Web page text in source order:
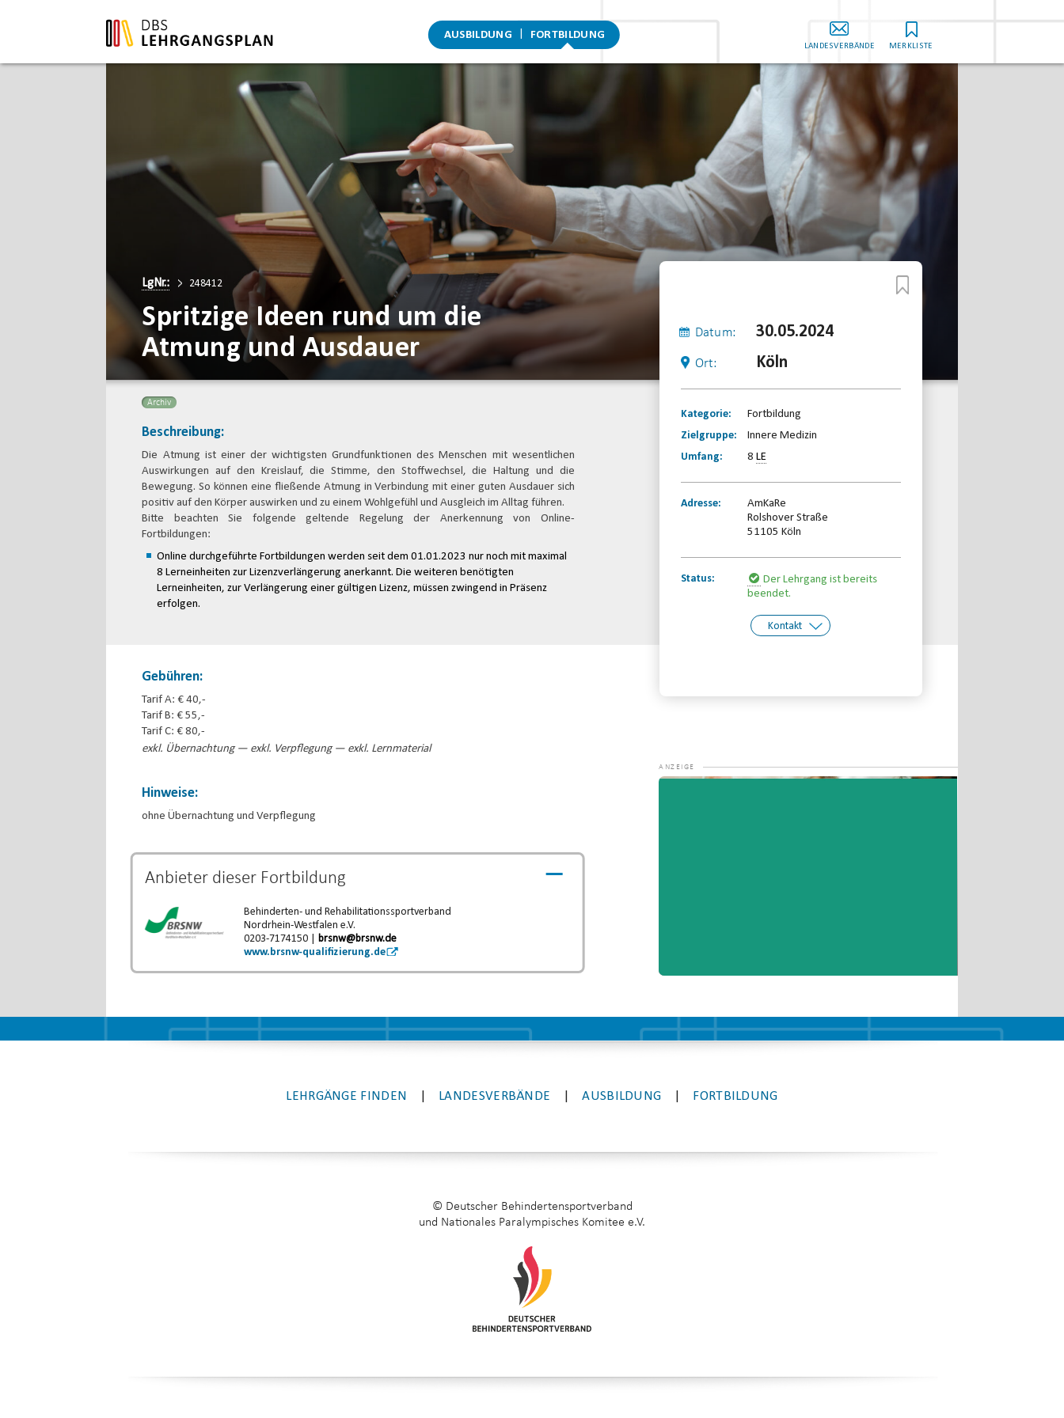
AUSBILDUNG FORTBILDUNG
LANDESVERBÄNDE MERKLISTE
LgNr.: 248412
Spritzige Ideen rund um die
Atmung und Ausdauer
Datum: 30.05.2024
Ort: Köln
Kategorie:
Fortbildung
Zielgruppe:
Innere Medizin
Umfang:
8 LE
Adresse:
AmKaRe
Rolshover Straße
51105 Köln
Status:
Der Lehrgang ist bereits
beendet.
Kontakt
Archiv
Beschreibung:
Die Atmung ist einer der wichtigsten Grundfunktionen des Menschen mit wesentlichen
Auswirkungen auf den Kreislauf, die Stimme, den Stoffwechsel, die Haltung und die
Bewegung. So können eine fließende Atmung in Verbindung mit einer guten Ausdauer sich
positiv auf den Körper auswirken und zu einem Wohlgefühl und Ausgleich im Alltag führen.
Bitte beachten Sie folgende geltende Regelung der Anerkennung von Online-
Fortbildungen:
Online durchgeführte Fortbildungen werden seit dem 01.01.2023 nur noch mit maximal
8 Lerneinheiten zur Lizenzverlängerung anerkannt. Die weiteren benötigten
Lerneinheiten, zur Verlängerung einer gültigen Lizenz, müssen zwingend in Präsenz
erfolgen.
Gebühren:
Tarif A: € 40,-
Tarif B: € 55,-
Tarif C: € 80,-
exkl. Übernachtung — exkl. Verpflegung — exkl. Lernmaterial
Hinweise:
ohne Übernachtung und Verpflegung
Anbieter dieser Fortbildung
Behinderten- und Rehabilitationssportverband
Nordrhein-Westfalen e.V.
0203-7174150 |brsnw@brsnw.de
www.brsnw-qualifizierung.de
Video-
LEHRGÄNGE FINDEN LANDESVERBÄNDE AUSBILDUNG FORTBILDUNG
© Deutscher Behindertensportverband
und Nationales Paralympisches Komitee e.V.